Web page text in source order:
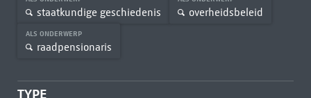
staatkundige geschiedenis overheidsbeleid
ALS ONDERWERP
raadpensionaris
TYPE